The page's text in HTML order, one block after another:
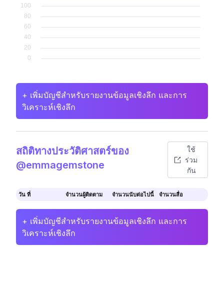
+ เพิ่มบัญชีสำหรับรายงานข้อมูลเชิงลึก และการ
วิเคราะห์เชิงลึก
สถิติทางประวัติศาสตร์ของ
@emmagemstone
ใช้
ร่วม
กัน
วัน ที่ จำนวนผู้ติดตาม จำนวนนับต่อไปนี้ จำนวนสื่อ
+ เพิ่มบัญชีสำหรับรายงานข้อมูลเชิงลึก และการ
วิเคราะห์เชิงลึก